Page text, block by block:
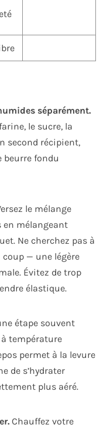
séparément.
le sucre, la
second récipient,
beurre fondu
le mélange
en mélangeant
Ne cherchez pas à
— une légère
Évitez de trop
élastique.
étape souvent
à température
permet à la levure
de s’hydrater
plus aéré.
Chauffez votre